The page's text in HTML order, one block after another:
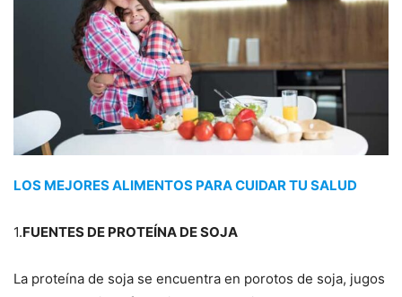
LOS MEJORES ALIMENTOS PARA CUIDAR TU SALUD
1.FUENTES DE PROTEÍNA DE SOJA
La proteína de soja se encuentra en porotos de soja, jugos